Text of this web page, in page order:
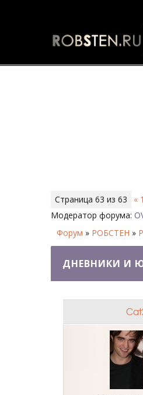
Страница 63 из 63 « 1
Модератор форума:
Форум » РОБСТЕН »
ДНЕВНИКИ И